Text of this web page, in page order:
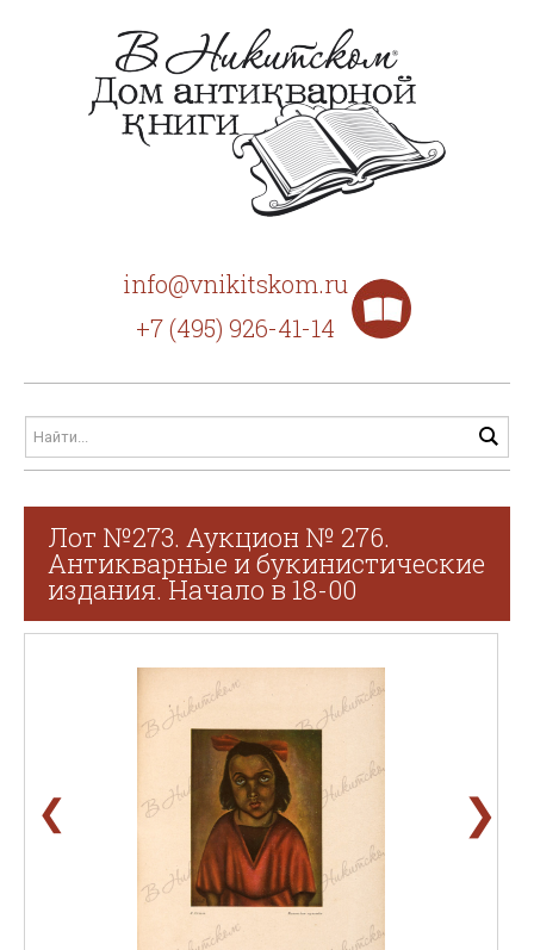
info@vnikitskom.ru
+7 (495) 926-41-14
Лот №273. Аукцион № 276.
Антикварные и букинистические
издания. Начало в 18-00
❮ ❯